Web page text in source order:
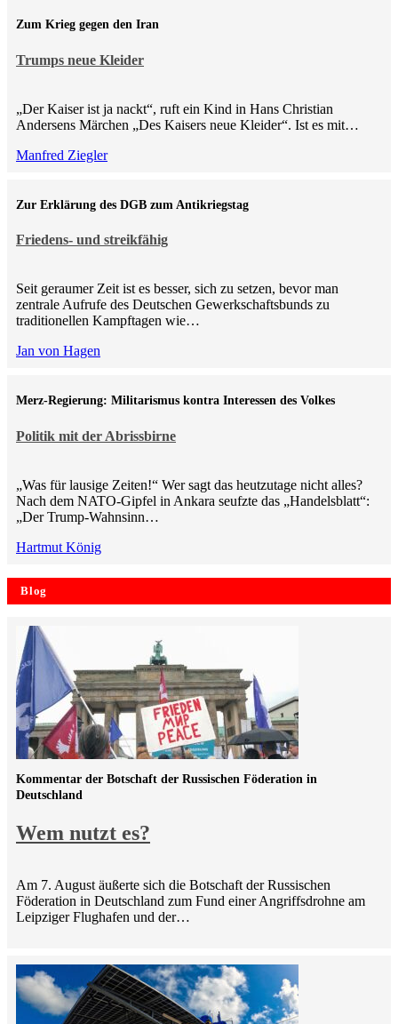
Trumps neue Kleider
Zum Krieg gegen den Iran
„Der Kaiser ist ja nackt“, ruft ein Kind in Hans Christian
Andersens Märchen „Des Kaisers neue Kleider“. Ist es mit…
Manfred Ziegler
Friedens- und streikfähig
Zur Erklärung des DGB zum Antikriegstag
Seit geraumer Zeit ist es besser, sich zu setzen, bevor man
zentrale Aufrufe des Deutschen Gewerkschaftsbunds zu
traditionellen Kampftagen wie…
Jan von Hagen
Politik mit der Abrissbirne
Merz-Regierung: Militarismus kontra Inte­ressen des Volkes
„Was für lausige Zeiten!“ Wer sagt das heutzutage nicht alles?
Nach dem NATO-Gipfel in Ankara seufzte das „Handelsblatt“:
„Der Trump-Wahnsinn…
Hartmut König
Blog
Wem nutzt es?
Kommentar der Botschaft der Russischen Föderation in
Deutschland
Am 7. August äußerte sich die Botschaft der Russischen
Föderation in Deutschland zum Fund einer Angriffsdrohne am
Leipziger Flughafen und der…